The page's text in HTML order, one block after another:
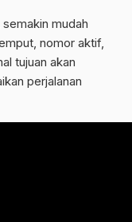
mudah
nomor aktif,
tujuan akan
perjalanan